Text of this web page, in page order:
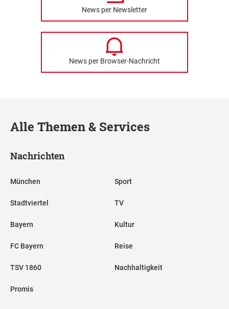
News per Newsletter
News per Browser-Nachricht
Alle Themen & Services
Nachrichten
München
Stadtviertel
Bayern
FC Bayern
TSV 1860
Promis
Sport
TV
Kultur
Reise
Nachhaltigkeit